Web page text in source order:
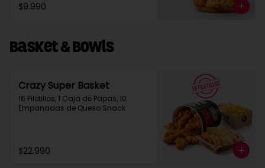
$9.990
Basket & Bowls
Crazy Super Basket
16 Filetillos, 1 Caja de Papas, 10
Empanadas de Queso Snack
$22.990